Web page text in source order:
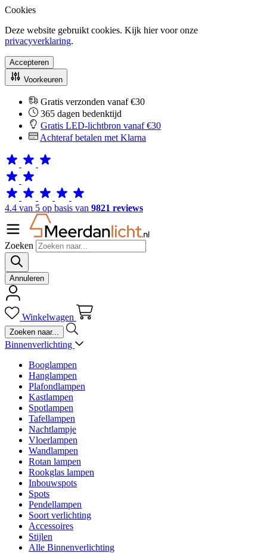
Cookies
Deze website gebruikt cookies. Kijk hier voor onze
privacyverklaring.
Accepteren
Voorkeuren
Gratis verzonden vanaf €30
365 dagen bedenktijd
Gratis LED-lichtbron vanaf €30
Achteraf betalen met Klarna
4.4 van 5 op basis van 9821 reviews
Zoeken
Annuleren
Winkelwagen
Binnenverlichting
Booglampen
Hanglampen
Plafondlampen
Kastlampen
Spotlampen
Tafellampen
Nachtlampje
Vloerlampen
Wandlampen
Rotan lampen
Rookglas lampen
Inbouwspots
Spots
Pendellampen
Soort verlichting
Accessoires
Stijlen
Alle Binnenverlichting